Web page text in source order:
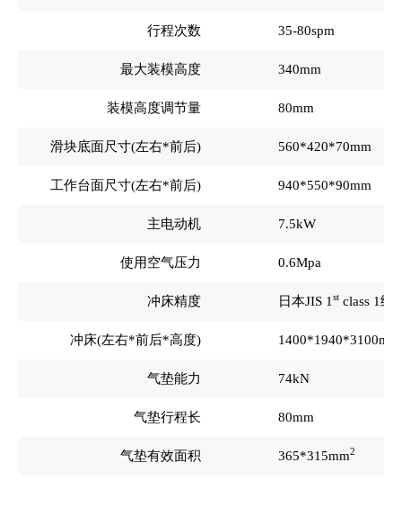
行程次数 35-80spm
最大装模高度 340mm
装模高度调节量 80mm
滑块底面尺寸(左右*前后) 560*420*70mm
工作台面尺寸(左右*前后) 940*550*90mm
主电动机 7.5kW
使用空气压力 0.6Mpa
冲床精度 日本JIS 1 st class 1级
冲床(左右*前后*高度) 1400*1940*3100mm
气垫能力 74kN
气垫行程长 80mm
气垫有效面积 365*315mm2